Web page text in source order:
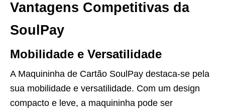
Vantagens Competitivas da
SoulPay
Mobilidade e Versatilidade
A Maquininha de Cartão SoulPay destaca-se pela
sua mobilidade e versatilidade. Com um design
compacto e leve, a maquininha pode ser